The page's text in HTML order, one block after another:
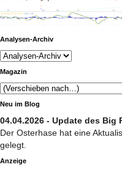
Analysen-Archiv
Magazin
Neu im Blog
04.04.2026 - Update des Big
Der Osterhase hat eine
gelegt.
Anzeige